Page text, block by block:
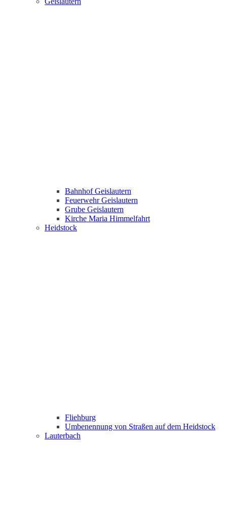
Bahnhof Geislautern
Feuerwehr Geislautern
Grube Geislautern
Kirche Maria Himmelfahrt
Heidstock
Fliehburg
Umbenennung von Straßen auf dem Heidstock
Lauterbach